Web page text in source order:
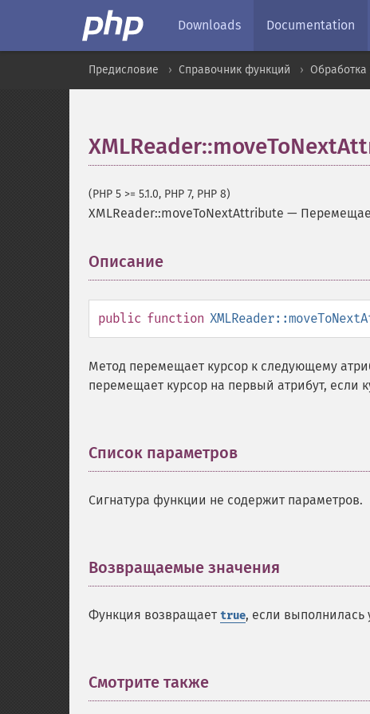
Downloads Documentation
Предисловие Справочник функций Обработка
(PHP 5 >= 5.1.0, PHP 7, PHP 8)
XMLReader::moveToNextAttribute —
Описание
public function
Метод перемещает курсор к следующему
перемещает курсор на первый атрибут, если
Список параметров
Сигнатура функции не содержит параметров.
Возвращаемые значения
Функция возвращает true, если выполнилась
Смотрите также